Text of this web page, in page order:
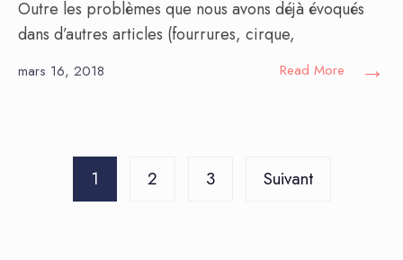
Outre les problèmes que nous avons déjà évoqués
dans d’autres articles (fourrures, cirque,
mars 16, 2018 Read More →
Pagination
des
1 2 3 Suivant